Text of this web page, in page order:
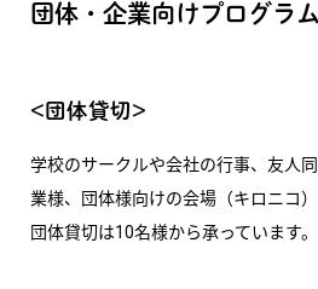
団体・企業向けプログラム
<団体貸切>
学校のサークルや会社の行事、友人
業様、団体様向けの会場（キロニコ）
団体貸切は10名様から承っています。